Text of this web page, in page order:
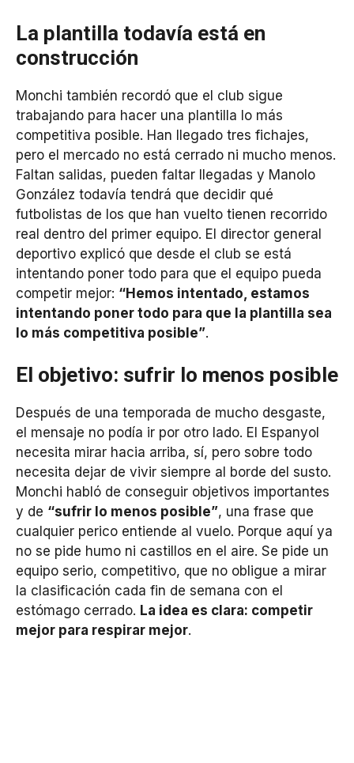
La plantilla todavía está en
construcción
Monchi también recordó que el club sigue
trabajando para hacer una plantilla lo más
competitiva posible. Han llegado tres fichajes,
pero el mercado no está cerrado ni mucho menos.
Faltan salidas, pueden faltar llegadas y Manolo
González todavía tendrá que decidir qué
futbolistas de los que han vuelto tienen recorrido
real dentro del primer equipo. El director general
deportivo explicó que desde el club se está
intentando poner todo para que el equipo pueda
competir mejor: “Hemos intentado, estamos
intentando poner todo para que la plantilla sea
lo más competitiva posible”.
El objetivo: sufrir lo menos posible
Después de una temporada de mucho desgaste,
el mensaje no podía ir por otro lado. El Espanyol
necesita mirar hacia arriba, sí, pero sobre todo
necesita dejar de vivir siempre al borde del susto.
Monchi habló de conseguir objetivos importantes
y de “sufrir lo menos posible”, una frase que
cualquier perico entiende al vuelo. Porque aquí ya
no se pide humo ni castillos en el aire. Se pide un
equipo serio, competitivo, que no obligue a mirar
la clasificación cada fin de semana con el
estómago cerrado. La idea es clara: competir
mejor para respirar mejor.